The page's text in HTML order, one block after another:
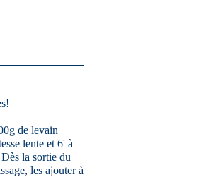
de levain
lente et 6' à
la sortie du
les ajouter à